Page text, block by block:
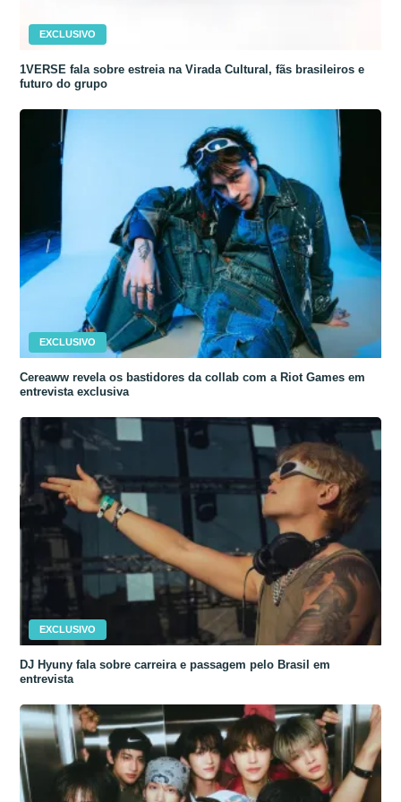
EXCLUSIVO
1VERSE fala sobre estreia na Virada Cultural, fãs brasileiros e
futuro do grupo
EXCLUSIVO
Cereaww revela os bastidores da collab com a Riot Games em
entrevista exclusiva
EXCLUSIVO
DJ Hyuny fala sobre carreira e passagem pelo Brasil em
entrevista